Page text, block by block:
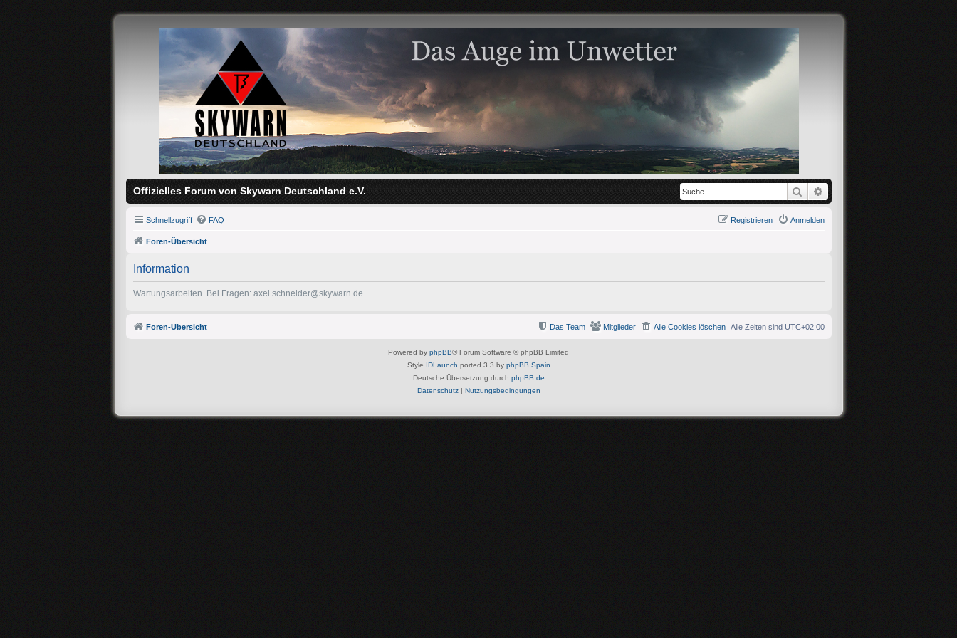
Offizielles Forum von Skywarn Deutschland e.V. Suche
Schnellzugriff FAQ Anmelden
Registrieren
Foren-Übersicht
Information
Wartungsarbeiten. Bei Fragen: axel.schneider@skywarn.de
Foren-Übersicht Alle Zeiten sind UTC+02:00
Alle Cookies löschen
Mitglieder
Das Team
Powered by phpBB® Forum Software © phpBB Limited
Style IDLaunch ported 3.3 by phpBB Spain
Deutsche Übersetzung durch phpBB.de
Datenschutz| Nutzungsbedingungen